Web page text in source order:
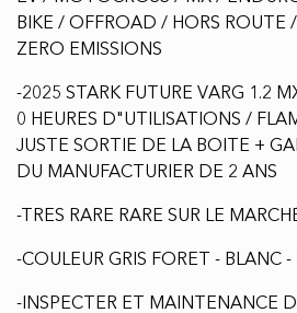
-MOTEUR ELECTRIQUE DE 360
15990$ / POSSIBILITÉ DE 80 H.P
ALPHA @ 16990$ / 978 N.M DE
ARRIERE REFROIDIE AUX
FIBRE DE CARBONE / ZERO
MAINTENANCE / PUISSANT /
KWH
-SUPPORT DE MOTO / BASE